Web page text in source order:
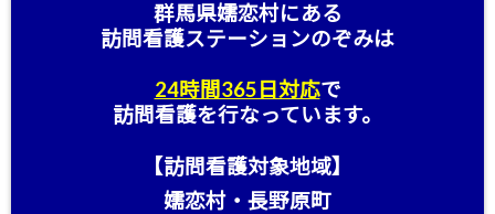
群馬県嬬恋村にある
訪問看護ステーションのぞみは
24時間365日対応で
訪問看護を行なっています。
【訪問看護対象地域】
嬬恋村・長野原町